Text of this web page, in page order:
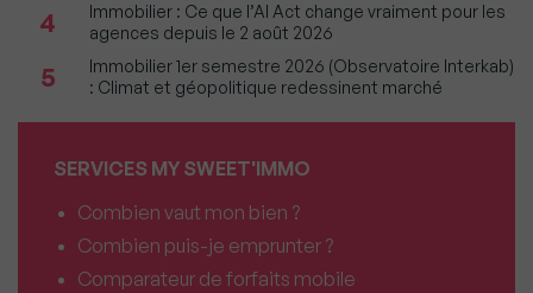
4
Immobilier : Ce que l’AI Act change vraiment pour les
agences depuis le 2 août 2026
5
Immobilier 1er semestre 2026 (Observatoire Interkab)
: Climat et géopolitique redessinent marché
SERVICES MY SWEET'IMMO
Combien vaut mon bien ?
Combien puis-je emprunter ?
Comparateur de forfaits mobile